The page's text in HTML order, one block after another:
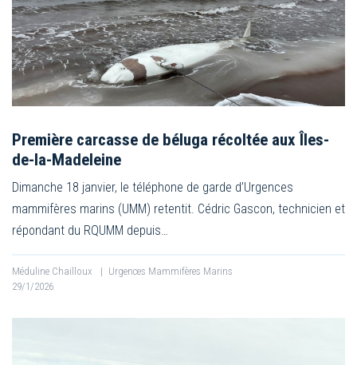
Première carcasse de béluga récoltée aux Îles-
de-la-Madeleine
Dimanche 18 janvier, le téléphone de garde d’Urgences
mammifères marins (UMM) retentit. Cédric Gascon, technicien et
répondant du RQUMM depuis…
Méduline Chailloux | Urgences Mammifères Marins
29/1/2026